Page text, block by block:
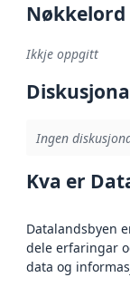
Nøkkelord
Ikkje oppgitt
Ingen
Kva er
Datalandsbyen
dele erfaringar
data og